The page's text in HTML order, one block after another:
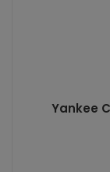
Yankee